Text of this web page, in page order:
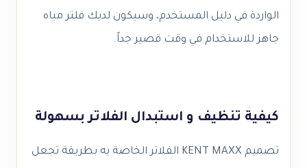
الواردة في دليل المستخدم، وسيكون لديك فلتر مياه
جاهز للاستخدام في وقت قصير جداً.
كيفية تنظيف و استبدال الفلاتر بسهولة
تصميم KENT MAXX الفلاتر الخاصة به بطريقة تجعل